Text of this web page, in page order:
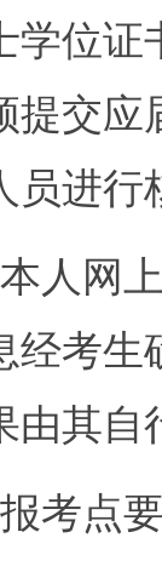
学位
提交
员进行
人网
经考
由其自
考点